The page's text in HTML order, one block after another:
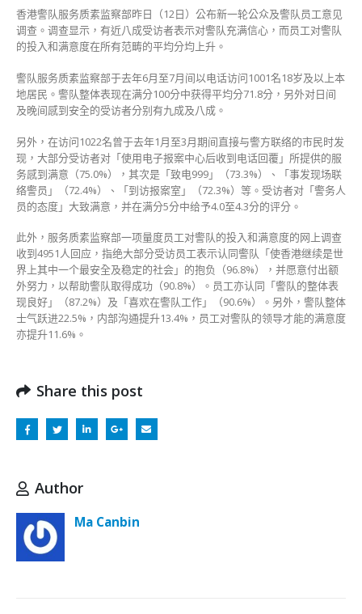
心〉
中
香港警队服务质素监察部昨日（12日）公布新一轮公众及警队员工意见
调查。调查显示，有近八成受访者表示对警队充满信心，而员工对警队
的投入和满意度在所有范畴的平均分均上升。
警队服务质素监察部于去年6月至7月间以电话访问1001名18岁及以上本
地居民。警队整体表现在满分100分中获得平均分71.8分，另外对日间
及晚间感到安全的受访者分别有九成及八成。
另外，在访问1022名曾于去年1月至3月期间直接与警方联络的市民时发
现，大部分受访者对「使用电子报案中心后收到电话回覆」所提供的服
务感到满意（75.0%），其次是「致电999」（73.3%）、「事发现场联
络警员」（72.4%）、「到访报案室」（72.3%）等。受访者对「警务人
员的态度」大致满意，并在满分5分中给予4.0至4.3分的评分。
此外，服务质素监察部一项量度员工对警队的投入和满意度的网上调查
收到4951人回应，指绝大部分受访员工表示认同警队「使香港继续是世
界上其中一个最安全及稳定的社会」的抱负（96.8%），并愿意付出额
外努力，以帮助警队取得成功（90.8%）。员工亦认同「警队的整体表
现良好」（87.2%）及「喜欢在警队工作」（90.6%）。另外，警队整体
士气跃进22.5%，内部沟通提升13.4%，员工对警队的领导才能的满意度
亦提升11.6%。
Share this post
Author
Ma Canbin